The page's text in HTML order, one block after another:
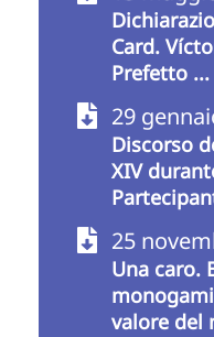
Card.
Prefetto ...
29
Discorso
XIV
25
Una caro.
valore del